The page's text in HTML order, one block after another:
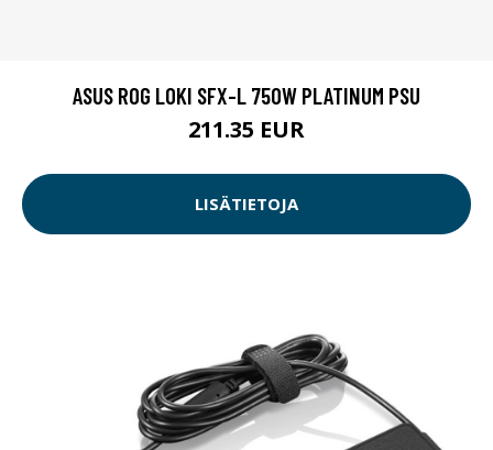
ASUS ROG LOKI SFX-L 750W PLATINUM PSU
211.35 EUR
LISÄTIETOJA